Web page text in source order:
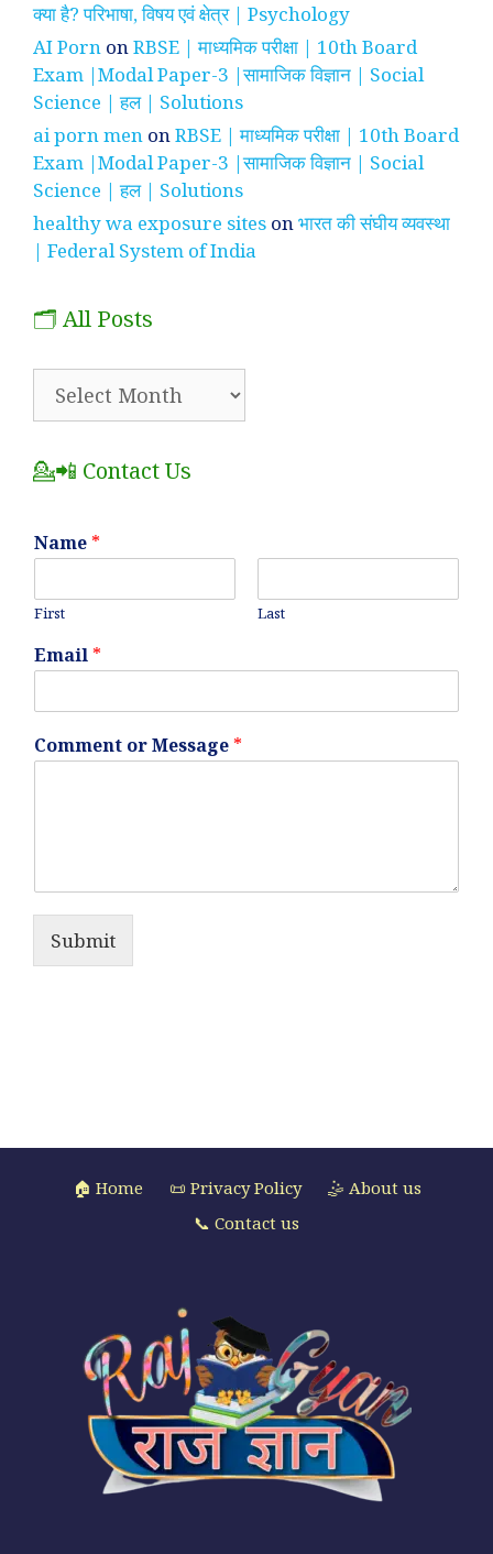
क्या है? परिभाषा, विषय एवं क्षेत्र | Psychology
AI Porn onRBSE | माध्यमिक परीक्षा | 10th Board
Exam |Modal Paper-3 |सामाजिक विज्ञान | Social
Science | हल | Solutions
ai porn men onRBSE | माध्यमिक परीक्षा | 10th Board
Exam |Modal Paper-3 |सामाजिक विज्ञान | Social
Science | हल | Solutions
healthy wa exposure sites onभारत की संघीय व्यवस्था
| Federal System of India
🗂️ All Posts
💁📲 Contact Us
Name *
First Last
Email *
Comment or Message *
Submit
🏠 Home 📜 Privacy Policy
🤹 About us
📞 Contact us